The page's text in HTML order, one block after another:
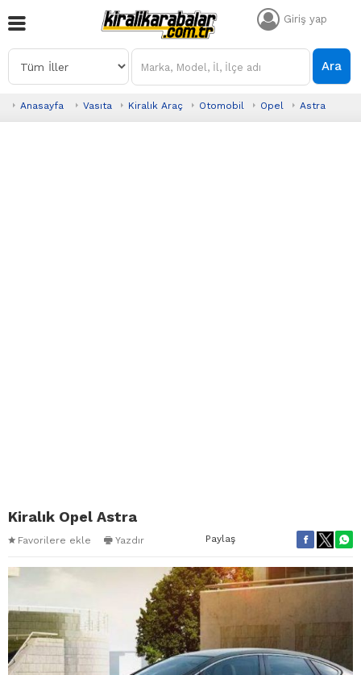
Giriş yap
Ara
Anasayfa Vasıta Kiralık Araç Otomobil Opel Astra
Kiralık Opel Astra
Favorilere ekle Yazdır Paylaş